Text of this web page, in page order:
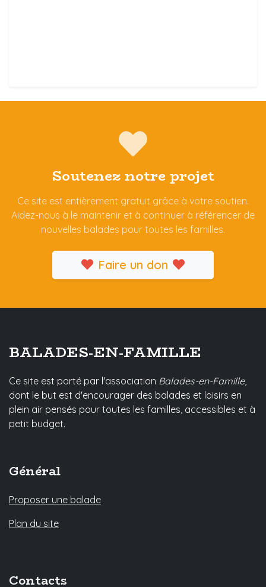
Soutenez notre projet
Ce site est entièrement gratuit grâce à votre soutien.
Aidez-nous à le maintenir et à continuer à référencer de
nouvelles balades pour toutes les familles.
Faire un don
BALADES-EN-FAMILLE
Ce site est porté par l'association Balades-en-Famille,
dont le but est d'encourager des balades et loisirs en
plein air pensés pour toutes les familles, accessibles et à
petit budget.
Général
Proposer une balade
Plan du site
Contacts